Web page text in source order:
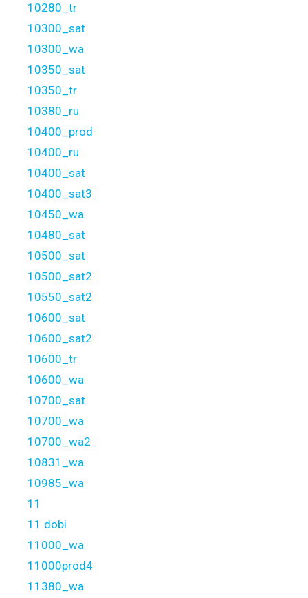
10280_tr
10300_sat
10300_wa
10350_sat
10350_tr
10380_ru
10400_prod
10400_ru
10400_sat
10400_sat3
10450_wa
10480_sat
10500_sat
10500_sat2
10550_sat2
10600_sat
10600_sat2
10600_tr
10600_wa
10700_sat
10700_wa
10700_wa2
10831_wa
10985_wa
11
11 dobi
11000_wa
11000prod4
11380_wa